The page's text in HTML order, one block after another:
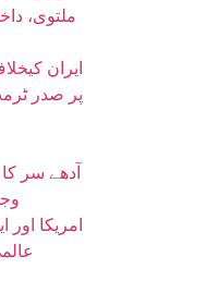
ملتوی،
ایران
پر صدر
آدھے سر
امریکا